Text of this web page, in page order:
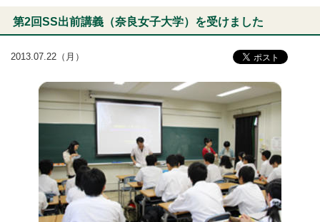
第2回SS出前講義（奈良女子大学）を受けました
2013.07.22（月）